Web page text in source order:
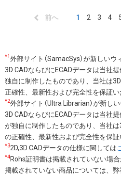
り
前
ジ
前へ
カ
ト
ペ
ー
ジ
1 Page
2 Page
3 4
*1外部サイト（SamacSys）が新しいウ
3D CADならびにECADデータは当社
独自に制作したものであり、当社は
正確性、最新性および完全性を保証い
*2外部サイト（Ultra Librarian）が新し
3D CADならびにECADデータは当社
が独自に制作したものであり、当社は
の正確性、最新性および完全性を保証
*32D,3D CADデータの仕様に関しては
*4Rohs証明書は掲載されていない場合
掲載されていない商品については、